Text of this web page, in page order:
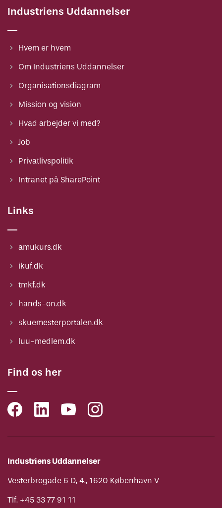
Industriens Uddannelser
Hvem er hvem
Om Industriens Uddannelser
Organisationsdiagram
Mission og vision
Hvad arbejder vi med?
Job
Privatlivspolitik
Intranet på SharePoint
Links
amukurs.dk
ikuf.dk
tmkf.dk
hands-on.dk
skuemesterportalen.dk
luu-medlem.dk
Find os her
Industriens Uddannelser
Vesterbrogade 6 D, 4., 1620 København V
Tlf. +45 33 77 91 11